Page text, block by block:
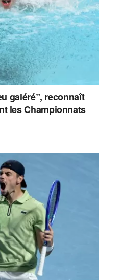
galéré”, reconnaît
les Championnats